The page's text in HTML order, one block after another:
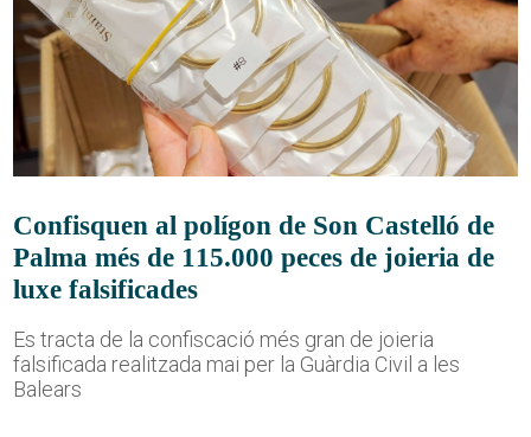
Confisquen al polígon de Son Castelló de
Palma més de 115.000 peces de joieria de
luxe falsificades
Es tracta de la confiscació més gran de joieria
falsificada realitzada mai per la Guàrdia Civil a les
Balears